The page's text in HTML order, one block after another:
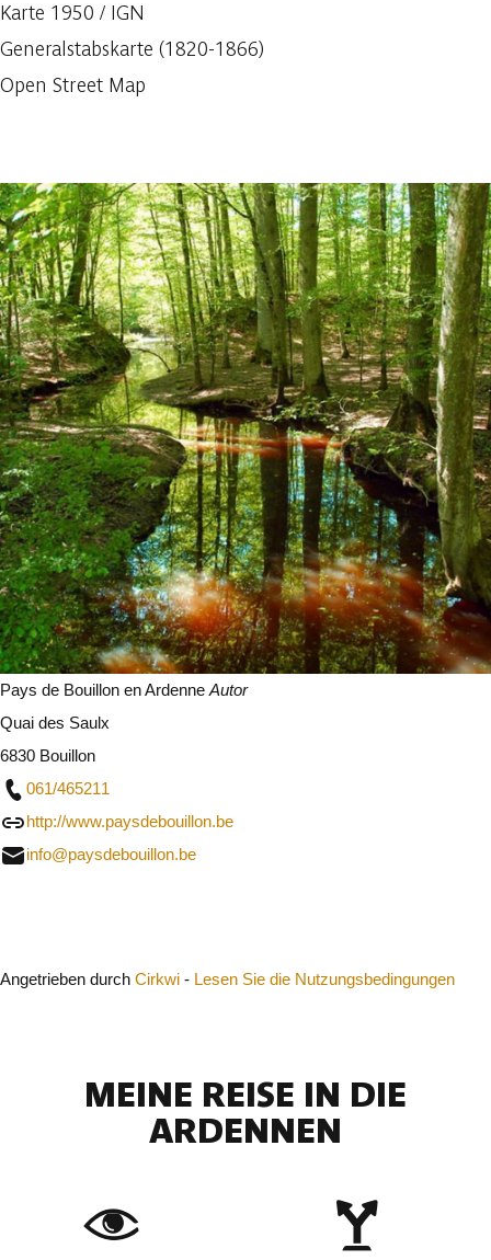
Karte 1950 / IGN
Generalstabskarte (1820-1866)
Open Street Map
Pays de Bouillon en Ardenne Autor
Quai des Saulx
6830 Bouillon
061/465211
http://www.paysdebouillon.be
info@paysdebouillon.be
Angetrieben durch Cirkwi - Lesen Sie die Nutzungsbedingungen
MEINE REISE IN DIE
ARDENNEN